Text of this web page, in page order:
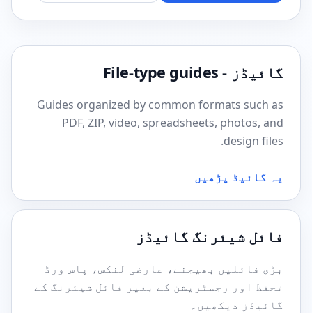
گائیڈز - File-type guides
Guides organized by common formats such as
PDF, ZIP, video, spreadsheets, photos, and
design files.
یہ گائیڈ پڑھیں
فائل شیئرنگ گائیڈز
بڑی فائلیں بھیجنے، عارضی لنکس، پاس ورڈ
تحفظ اور رجسٹریشن کے بغیر فائل شیئرنگ کے
گائیڈز دیکھیں۔